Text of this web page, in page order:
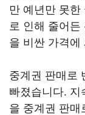
만 예년만 못
로 인해 줄어든
을 비싼 가격에
중계권 판매로
빠졌습니다. 지
을 중계권 판매